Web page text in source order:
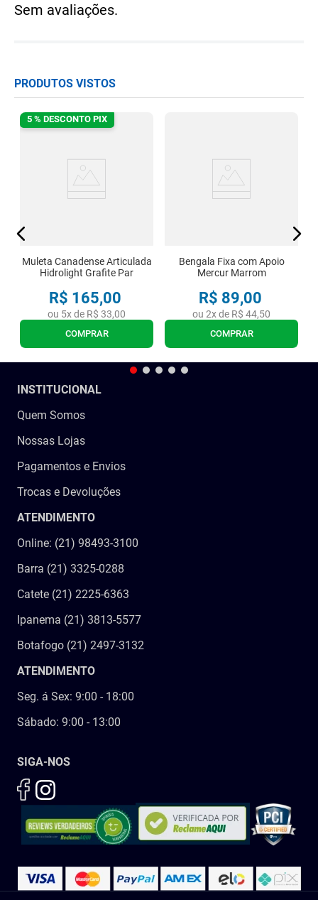
Sem avaliações.
PRODUTOS VISTOS
5 % DESCONTO PIX
Muleta Canadense Articulada
Hidrolight Grafite Par
R$ 165,00
ou 5x de R$ 33,00
COMPRAR
Bengala Fixa com Apoio
Mercur Marrom
R$ 89,00
ou 2x de R$ 44,50
COMPRAR
INSTITUCIONAL
Quem Somos
Nossas Lojas
Pagamentos e Envios
Trocas e Devoluções
ATENDIMENTO
Online: (21) 98493-3100
Barra (21) 3325-0288
Catete (21) 2225-6363
Ipanema (21) 3813-5577
Botafogo (21) 2497-3132
ATENDIMENTO
Seg. á Sex: 9:00 - 18:00
Sábado: 9:00 - 13:00
SIGA-NOS